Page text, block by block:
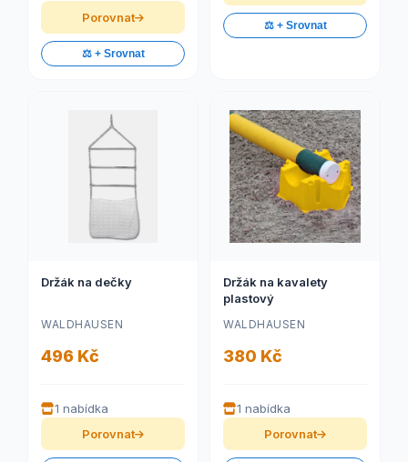
Porovnat
⚖️ + Srovnat
⚖️ + Srovnat
Držák na dečky
WALDHAUSEN
496 Kč
1 nabídka
Porovnat
Držák na kavalety
plastový
WALDHAUSEN
380 Kč
1 nabídka
Porovnat